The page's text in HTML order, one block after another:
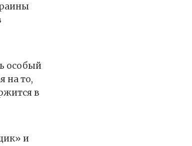
особый
на то,
в
и